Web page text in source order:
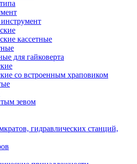
кассетные
для гайковерта
со встроенным храповиком
зевом
гидравлических станций,